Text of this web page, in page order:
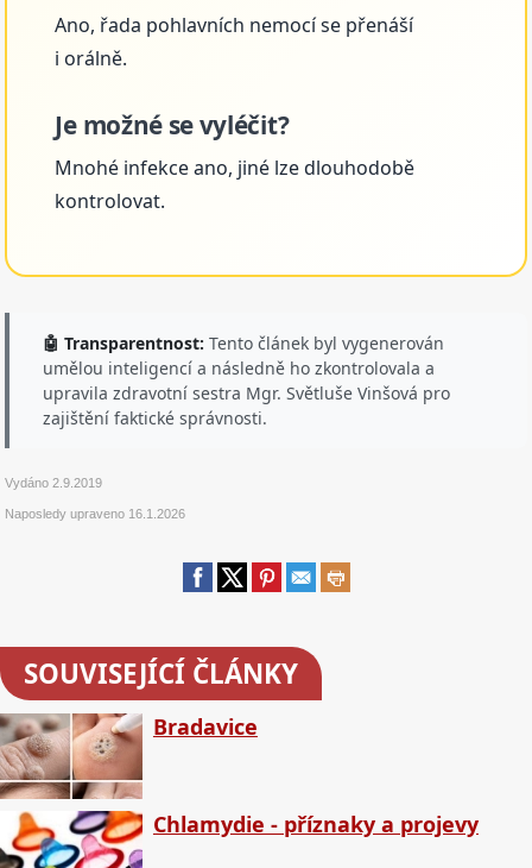
Ano, řada pohlavních nemocí se přenáší
i orálně.
Je možné se vyléčit?
Mnohé infekce ano, jiné lze dlouhodobě
kontrolovat.
🤖 Transparentnost: Tento článek byl vygenerován
umělou inteligencí a následně ho zkontrolovala a
upravila zdravotní sestra Mgr. Světluše Vinšová pro
zajištění faktické správnosti.
Vydáno2.9.2019
Naposledy upraveno 16.1.2026
SOUVISEJÍCÍ ČLÁNKY
Bradavice
Chlamydie - příznaky a projevy